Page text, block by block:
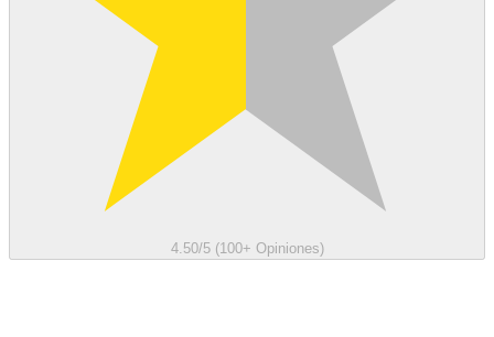
4.50/5 (100+ Opiniones)